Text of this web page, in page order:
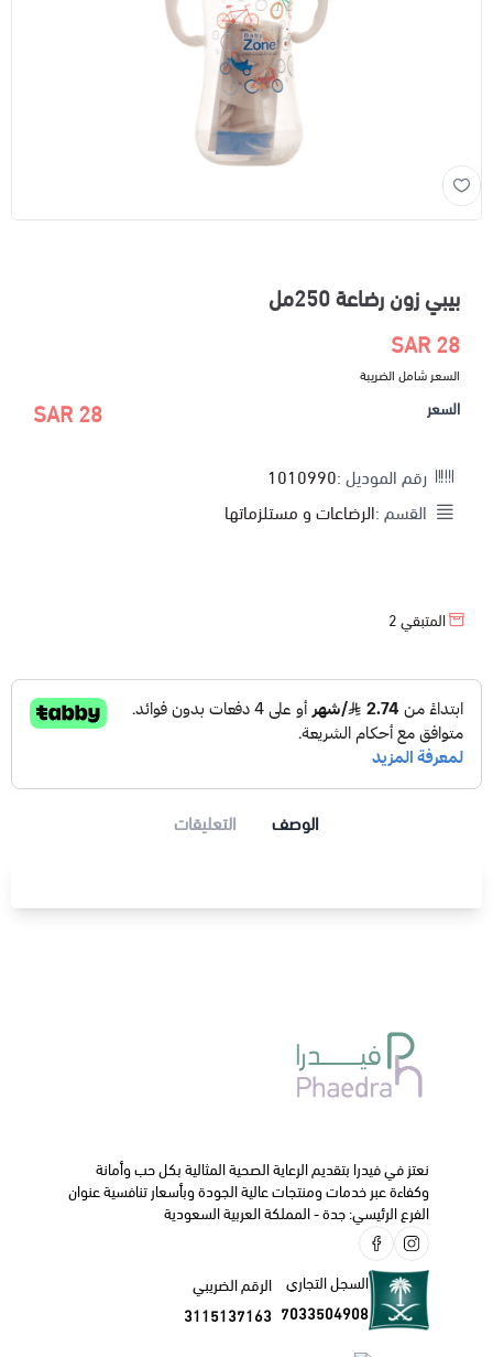
بيبي زون رضاعة 250مل
28 SAR
السعر شامل الضريبة
السعر 28 SAR
رقم الموديل :1010990
القسم :الرضاعات و مستلزماتها
المتبقي2
الوصف التعليقات
نعتز في فيدرا بتقديم الرعاية الصحية المثالية بكل حب وأمانة
وكفاءة عبر خدمات ومنتجات عالية الجودة وبأسعار تنافسية عنوان
الفرع الرئيسي: جدة - المملكة العربية السعودية
السجل التجاري
7033504908
الرقم الضريبي
3115137163